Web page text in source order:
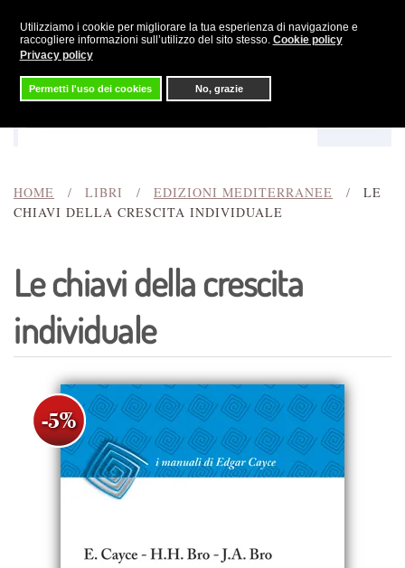
Utilizziamo i cookie per migliorare la tua esperienza di navigazione e
raccogliere informazioni sull’utilizzo del sito stesso. Cookie policy
Privacy policy
Permetti l'uso dei cookies No, grazie
Skip to main content
HOME LIBRI EDIZIONI MEDITERRANEE
LE
CHIAVI DELLA CRESCITA INDIVIDUALE
Le chiavi della crescita
individuale